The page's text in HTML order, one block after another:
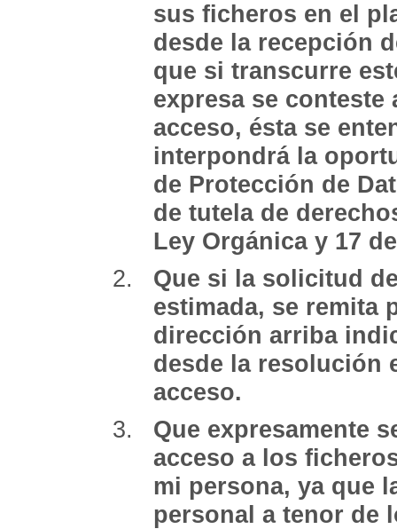
sus ficheros en el
desde la recepción
que si transcurre
expresa se
acceso, ésta se
interpondrá la
de Protección de
de tutela de
Ley Orgánica y 17
Que si la solicitud
estimada, se remita
dirección arriba
desde la resolución
acceso.
Que expresamente
acceso a los
mi persona, ya que
personal a tenor de